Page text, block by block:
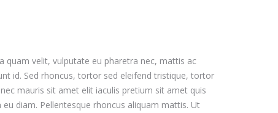
quam velit, vulputate eu pharetra nec, mattis ac
id. Sed rhoncus, tortor sed eleifend tristique, tortor
mauris sit amet elit iaculis pretium sit amet quis
diam. Pellentesque rhoncus aliquam mattis. Ut